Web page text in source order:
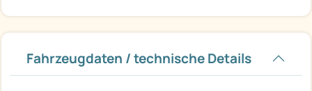
Fahrzeugdaten / technische Details